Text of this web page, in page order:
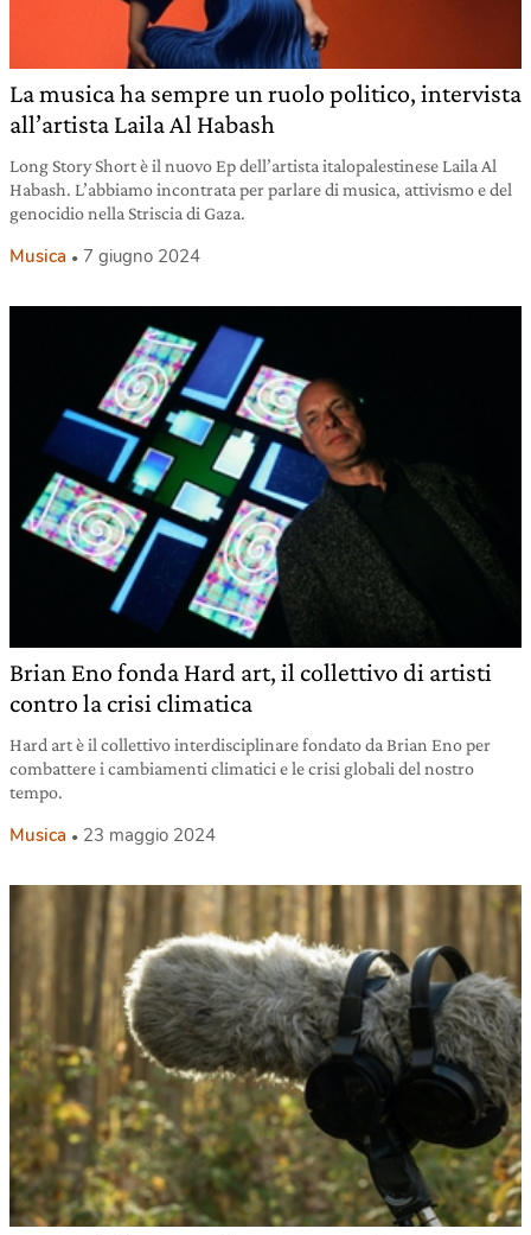
La musica ha sempre un ruolo politico, intervista
all’artista Laila Al Habash
Long Story Short è il nuovo Ep dell’artista italopalestinese Laila Al
Habash. L’abbiamo incontrata per parlare di musica, attivismo e del
genocidio nella Striscia di Gaza.
Musica 7 giugno 2024
Brian Eno fonda Hard art, il collettivo di artisti
contro la crisi climatica
Hard art è il collettivo interdisciplinare fondato da Brian Eno per
combattere i cambiamenti climatici e le crisi globali del nostro
tempo.
Musica 23 maggio 2024